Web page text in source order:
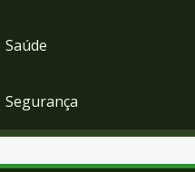
Saúde
Segurança